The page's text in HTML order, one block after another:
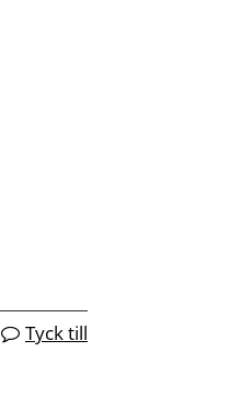
Tyck till